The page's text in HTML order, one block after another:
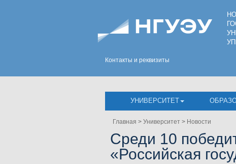
Контакты и реквизиты
УНИВЕРСИТЕТ
Главная > Университет > Новости
Среди 10
«Российская